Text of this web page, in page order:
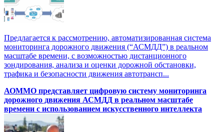
Предлагается к рассмотрению, автоматизированная система
мониторинга дорожного движения (“АСМДД”) в реальном
масштабе времени, с возможностью дистанционного
зондирования, анализа и оценки дорожной обстановки,
трафика и безопасности движения автотрансп...
АОММО представляет цифровую cистему мониторинга
дорожного движения АСМДД в реальном масштабе
времени с использованием искусственного интеллекта